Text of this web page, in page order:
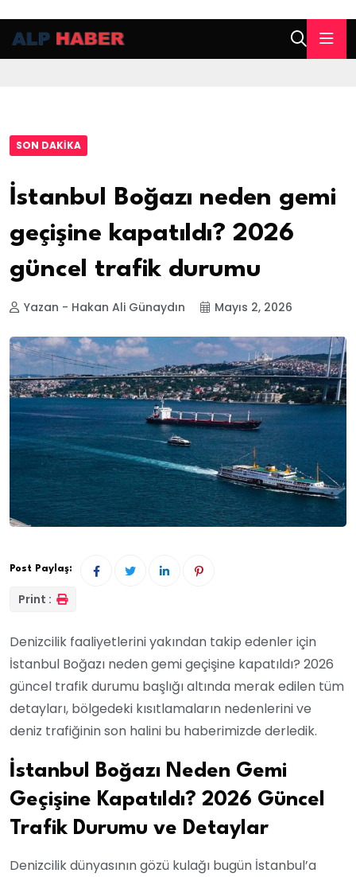
SON DAKIKA
İstanbul Boğazı neden gemi
geçişine kapatıldı? 2026
güncel trafik durumu
Yazan - Hakan Ali Günaydın Mayıs 2, 2026
Post Paylaş:
Print :
Denizcilik faaliyetlerini yakından takip edenler için
İstanbul Boğazı neden gemi geçişine kapatıldı? 2026
güncel trafik durumu başlığı altında merak edilen tüm
detayları, bölgedeki kısıtlamaların nedenlerini ve
deniz trafiğinin son halini bu haberimizde derledik.
İstanbul Boğazı Neden Gemi
Geçişine Kapatıldı? 2026 Güncel
Trafik Durumu ve Detaylar
Denizcilik dünyasının gözü kulağı bugün İstanbul’a